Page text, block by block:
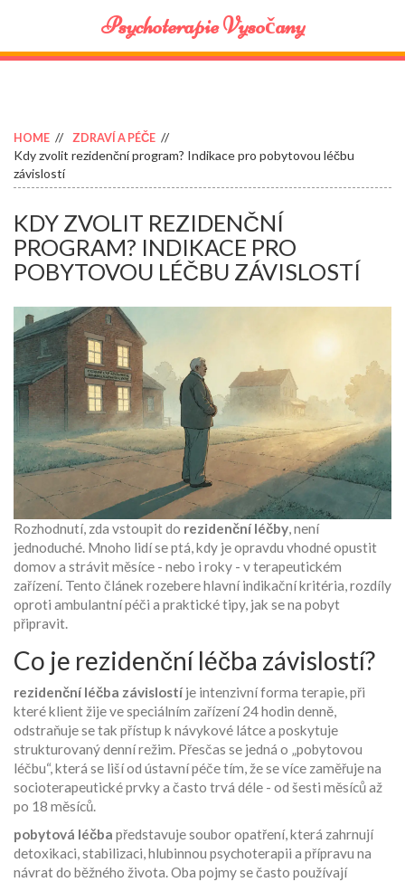
Psychoterapie Vysočany
HOME ZDRAVÍ A PÉČE
Kdy zvolit rezidenční program? Indikace pro pobytovou léčbu
závislostí
KDY ZVOLIT REZIDENČNÍ
PROGRAM? INDIKACE PRO
POBYTOVOU LÉČBU ZÁVISLOSTÍ
Rozhodnutí, zda vstoupit do rezidenční léčby, není
jednoduché. Mnoho lidí se ptá, kdy je opravdu vhodné opustit
domov a strávit měsíce - nebo i roky - v terapeutickém
zařízení. Tento článek rozebere hlavní indikační kritéria, rozdíly
oproti ambulantní péči a praktické tipy, jak se na pobyt
připravit.
Co je rezidenční léčba závislostí?
rezidenční léčba závislostíje intenzivní forma terapie, při
které klient žije ve speciálním zařízení 24 hodin denně,
odstraňuje se tak přístup k návykové látce a poskytuje
strukturovaný denní režim. Přesčas se jedná o „pobytovou
léčbu“, která se liší od ústavní péče tím, že se více zaměřuje na
socioterapeutické prvky a často trvá déle - od šesti měsíců až
po 18 měsíců.
pobytová léčba představuje soubor opatření, která zahrnují
detoxikaci, stabilizaci, hlubinnou psychoterapii a přípravu na
návrat do běžného života. Oba pojmy se často používají